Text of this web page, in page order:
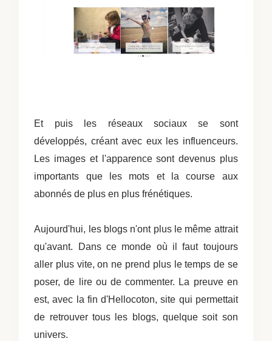
Et puis les réseaux sociaux se sont
développés, créant avec eux les influenceurs.
Les images et l'apparence sont devenus plus
importants que les mots et la course aux
abonnés de plus en plus frénétiques.
Aujourd'hui, les blogs n'ont plus le même attrait
qu'avant. Dans ce monde où il faut toujours
aller plus vite, on ne prend plus le temps de se
poser, de lire ou de commenter. La preuve en
est, avec la fin d'Hellocoton, site qui permettait
de retrouver tous les blogs, quelque soit son
univers.